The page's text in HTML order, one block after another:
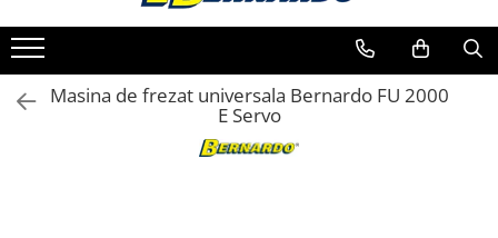
Prelucrare metal
Fierastraie pentru metal
Ferastraie mobile pentru metal
Fierastraie prelucrare metal
Ferastraie circulare pentru metal
Masina de frezat universala Bernardo FU 2000
E Servo